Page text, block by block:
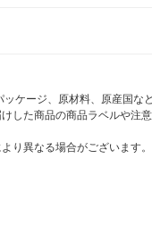
ケージ、原材料、原産国な
した商品の商品ラベルや注
り異なる場合がございます